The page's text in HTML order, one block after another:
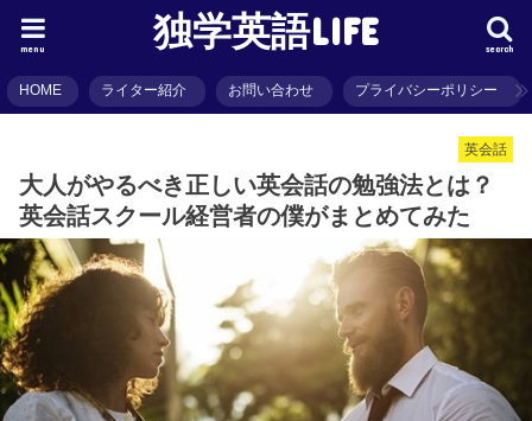
独学英語LIFE search
menu
HOME ライター紹介 お問い合わせ プライバシーポリシー
英会話
大人がやるべき正しい英会話の勉強法とは？
英会話スクール経営者の僕がまとめてみた